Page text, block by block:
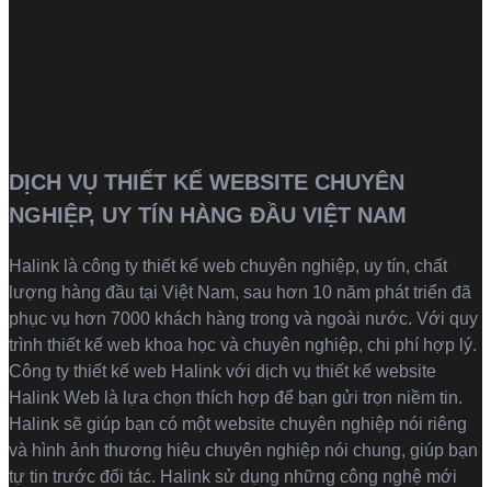
DỊCH VỤ THIẾT KẾ WEBSITE CHUYÊN
NGHIỆP, UY TÍN HÀNG ĐẦU VIỆT NAM
Halink là công ty thiết kế web chuyên nghiệp, uy tín, chất
lượng hàng đầu tại Việt Nam, sau hơn 10 năm phát triển đã
phục vụ hơn 7000 khách hàng trong và ngoài nước. Với quy
trình thiết kế web khoa học và chuyên nghiệp, chi phí hợp lý.
Công ty thiết kế web Halink với dịch vụ thiết kế website
Halink Web là lựa chọn thích hợp để bạn gửi trọn niềm tin.
Halink sẽ giúp bạn có một website chuyên nghiệp nói riêng
và hình ảnh thương hiệu chuyên nghiệp nói chung, giúp bạn
tự tin trước đối tác. Halink sử dụng những công nghệ mới